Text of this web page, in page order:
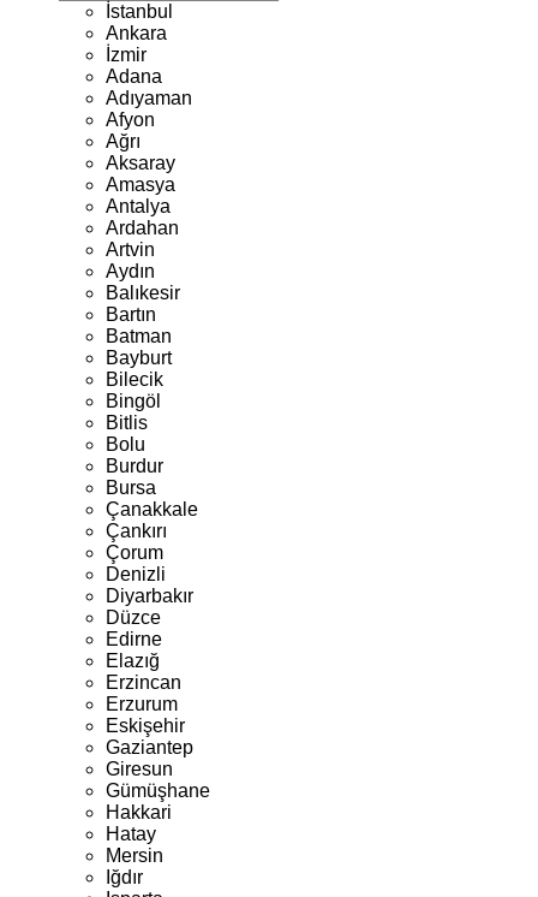
İstanbul
Ankara
İzmir
Adana
Adıyaman
Afyon
Ağrı
Aksaray
Amasya
Antalya
Ardahan
Artvin
Aydın
Balıkesir
Bartın
Batman
Bayburt
Bilecik
Bingöl
Bitlis
Bolu
Burdur
Bursa
Çanakkale
Çankırı
Çorum
Denizli
Diyarbakır
Düzce
Edirne
Elazığ
Erzincan
Erzurum
Eskişehir
Gaziantep
Giresun
Gümüşhane
Hakkari
Hatay
Mersin
Iğdır